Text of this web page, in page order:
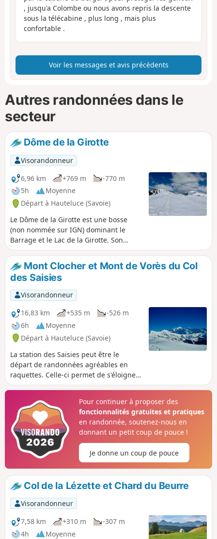
, jusqu'a Colombe ou nous avons repris la descente
sous la télécabine , plus long , mais plus
confortable .
Voir les messages et avis précédents
Autres randonnées dans le
secteur
Dôme de la Girotte
Visorandonneur
6,96 km
+769 m
-770 m
5h
Moyenne
Départ à Hauteluce (Savoie)
Le Dôme de la Girotte est une bosse
(non nommée sur IGN) dominant le
Barrage et le Lac de la Girotte. Son
accès depuis les Granges est assez
raide dans la forêt, mais se déroule
ensuite dans des alpages aux pentes
sûres et agréables tout l'hiver, jusqu'à
une crête dégageant de belles vues sur
le Mont Blanc.
Mont Clocher et Mont de Vorès du Col
des Saisies
Visorandonneur
16,83 km
+535 m
-526 m
6h
Moyenne
Départ à Hauteluce (Savoie)
La station des Saisies peut être le
départ de randonnées agréables en
raquettes. Celle-ci permet de s'éloigner
de la station et de ses remontées
d'alpages face au Mont Blanc. Sa
longueur n'est pas négligeable mais les
dénivellations restent très raisonnables.
Pour continuer à proposer des
fonctionnalités gratuites et pratiques
en randonnée, soutenez-nous en
donnant un petit coup de pouce !
Je donne un coup de pouce
Col de la Lézette et Chard du Beurre
Visorandonneur
7,58 km
+310 m
-307 m
4h
Moyenne